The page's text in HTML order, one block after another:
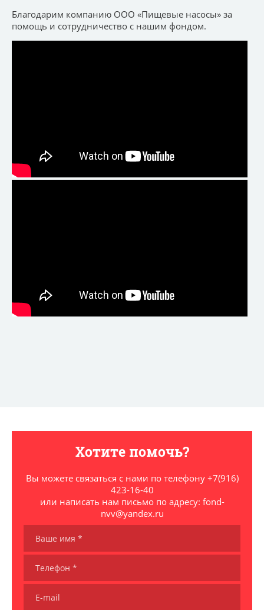
Благодарим компанию ООО «Пищевые насосы» за
помощь и сотрудничество с нашим фондом.
Хотите помочь?
Вы можете связаться с нами по телефону +7(916)
423-16-40
или написать нам письмо по адресу: fond-
nvv@yandex.ru